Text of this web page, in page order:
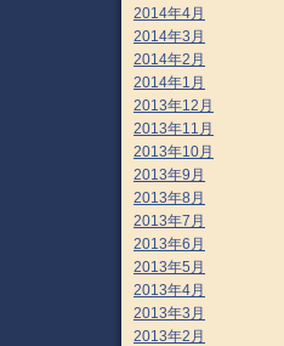
2014年4月
2014年3月
2014年2月
2014年1月
2013年12月
2013年11月
2013年10月
2013年9月
2013年8月
2013年7月
2013年6月
2013年5月
2013年4月
2013年3月
2013年2月